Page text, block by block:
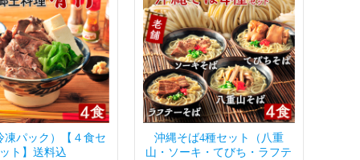
凍パック）【４食セ
ット】送料込
沖縄そば4種セット（八重
山・ソーキ・てびち・ラフテ